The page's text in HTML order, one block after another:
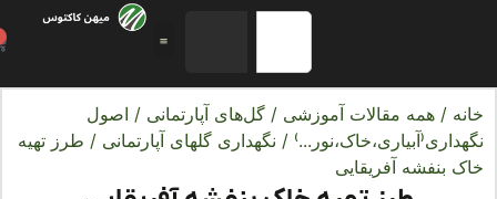
/همه مقالات آموزشی/گل‌های آپارتمانی/اصول
/ نگهداری گلهای آپارتمانی/ طرز تهیه
بنفشه آفریقایی